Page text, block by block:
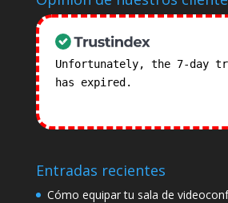
Unfortunately, the 7-day
has expired.
Entradas recientes
Cómo equipar tu sala de